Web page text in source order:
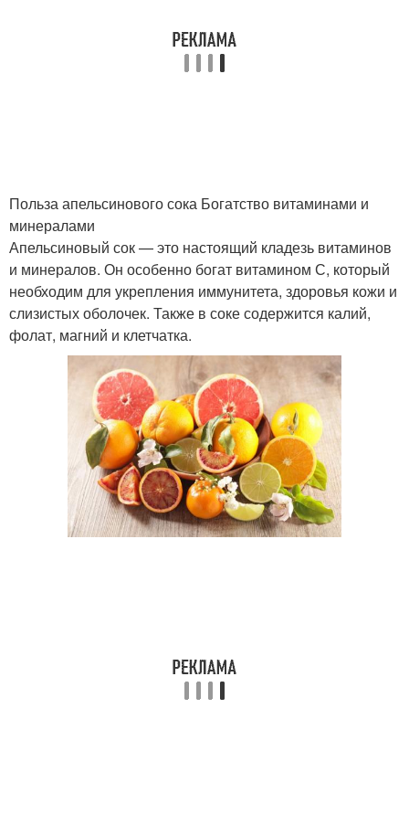
Польза апельсинового сока Богатство витаминами и
минералами
Апельсиновый сок — это настоящий кладезь витаминов
и минералов. Он особенно богат витамином С, который
необходим для укрепления иммунитета, здоровья кожи и
слизистых оболочек. Также в соке содержится калий,
фолат, магний и клетчатка.